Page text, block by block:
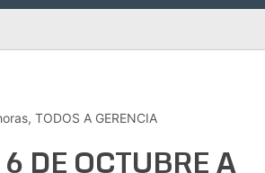
TODOS A GERENCIA
DE OCTUBRE A